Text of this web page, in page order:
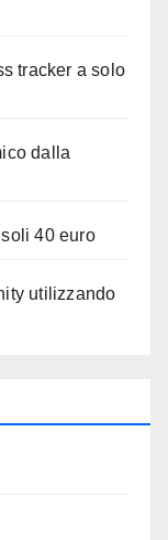
tracker a solo
dalla
40 euro
utilizzando